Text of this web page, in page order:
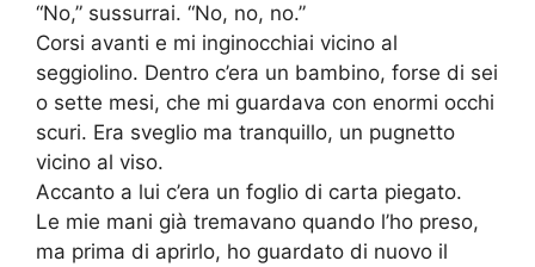
“No,” sussurrai. “No, no, no.”
Corsi avanti e mi inginocchiai vicino al
seggiolino. Dentro c’era un bambino, forse di sei
o sette mesi, che mi guardava con enormi occhi
scuri. Era sveglio ma tranquillo, un pugnetto
vicino al viso.
Accanto a lui c’era un foglio di carta piegato.
Le mie mani già tremavano quando l’ho preso,
ma prima di aprirlo, ho guardato di nuovo il